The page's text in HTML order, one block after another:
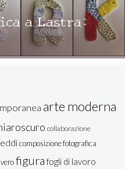
a Lastra:
arte moderna
collaborazione
composizione fotografica
figura fogli di lavoro